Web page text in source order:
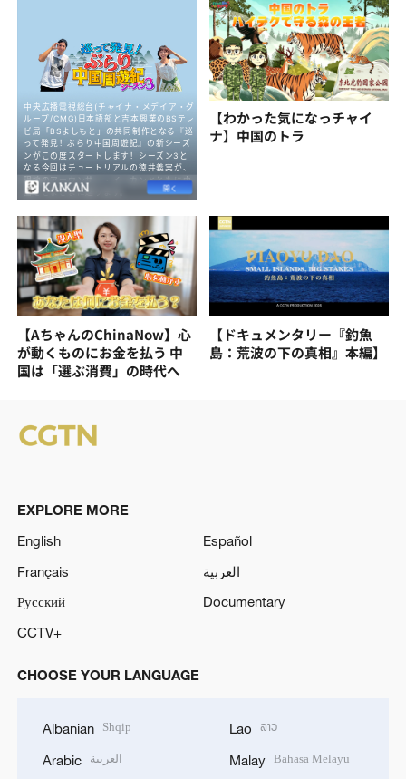
【わかった気になっチャイ
ナ】中国のトラ
【AちゃんのChinaNow】心
が動くものにお金を払う 中
国は「選ぶ消費」の時代へ
【ドキュメンタリー『釣魚
島：荒波の下の真相』本編】
EXPLORE MORE
English
Español
Français
العربية
Русский
Documentary
CCTV+
CHOOSE YOUR LANGUAGE
Albanian Shqip
Arabic العربية
Lao ລາວ
Malay Bahasa Melayu